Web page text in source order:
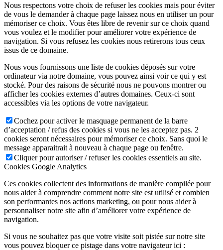
Nous respectons votre choix de refuser les cookies mais pour éviter
de vous le demander à chaque page laissez nous en utiliser un pour
mémoriser ce choix. Vous êtes libre de revenir sur ce choix quand
vous voulez et le modifier pour améliorer votre expérience de
navigation. Si vous refusez les cookies nous retirerons tous ceux
issus de ce domaine.
Nous vous fournissons une liste de cookies déposés sur votre
ordinateur via notre domaine, vous pouvez ainsi voir ce qui y est
stocké. Pour des raisons de sécurité nous ne pouvons montrer ou
afficher les cookies externes d’autres domaines. Ceux-ci sont
accessibles via les options de votre navigateur.
Cochez pour activer le masquage permanent de la barre
d’acceptation / refus des cookies si vous ne les acceptez pas. 2
cookies seront nécessaires pour mémoriser ce choix. Sans quoi le
message apparaitrait à nouveau à chaque page ou fenêtre.
Cliquer pour autoriser / refuser les cookies essentiels au site.
Cookies Google Analytics
Ces cookies collectent des informations de manière compilée pour
nous aider à comprendre comment notre site est utilisé et combien
son performantes nos actions marketing, ou pour nous aider à
personnaliser notre site afin d’améliorer votre expérience de
navigation.
Si vous ne souhaitez pas que votre visite soit pistée sur notre site
vous pouvez bloquer ce pistage dans votre navigateur ici :